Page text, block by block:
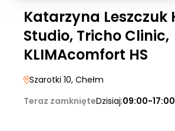
Katarzyna Leszczuk
Studio, Tricho Clinic,
KLIMAcomfort HS
Szarotki 10, Chełm
Teraz zamknięteDzisiaj:09:00-17:00